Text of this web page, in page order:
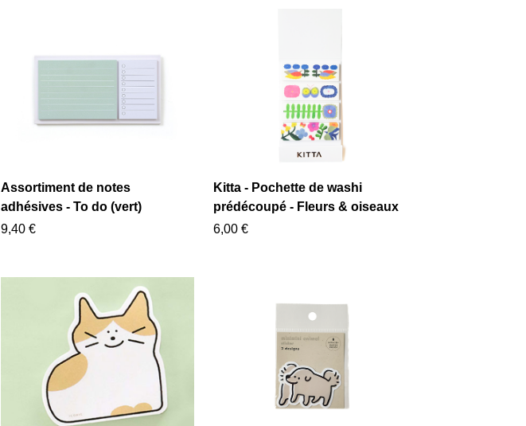
Assortiment de notes
adhésives - To do (vert)
9,40 €
Kitta - Pochette de washi
prédécoupé - Fleurs & oiseaux
6,00 €